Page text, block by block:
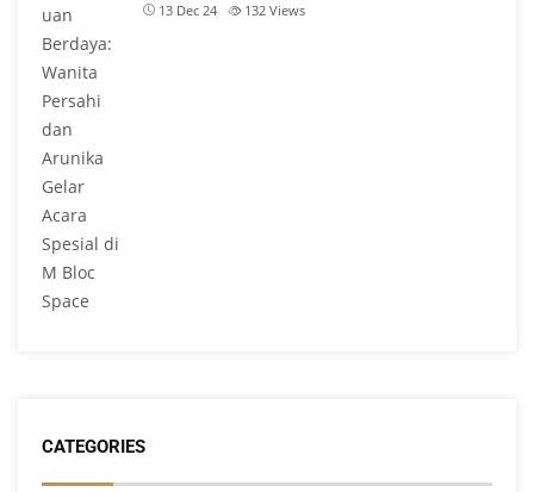
13 Dec 24 132 Views
CATEGORIES